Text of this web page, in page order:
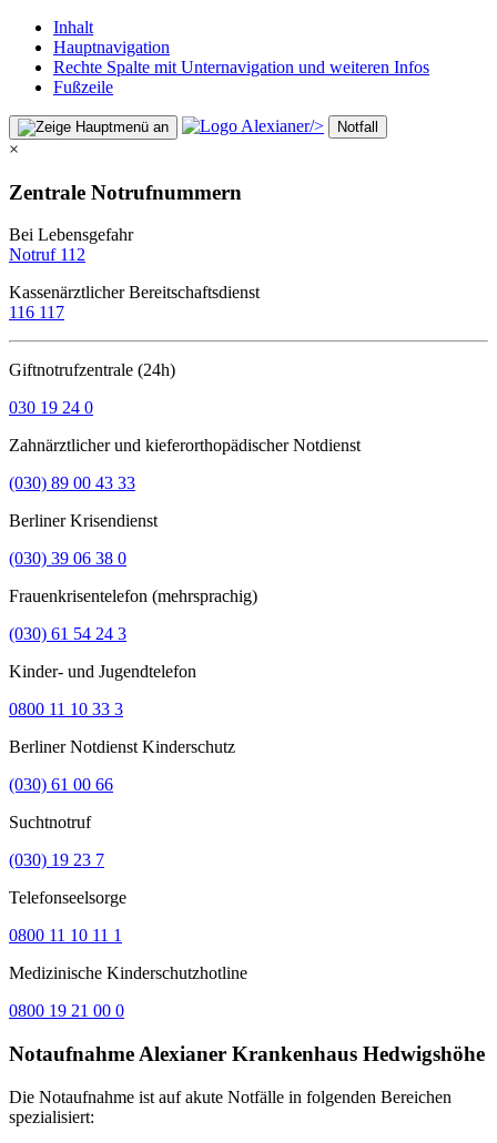
Inhalt
Hauptnavigation
Rechte Spalte mit Unternavigation und weiteren Infos
Fußzeile
/> Notfall
×
Zentrale Notrufnummern
Bei Lebensgefahr
Notruf 112
Kassenärztlicher Bereitschaftsdienst
116 117
Giftnotrufzentrale (24h)
030 19 24 0
Zahnärztlicher und kieferorthopädischer Notdienst
(030) 89 00 43 33
Berliner Krisendienst
(030) 39 06 38 0
Frauenkrisentelefon (mehrsprachig)
(030) 61 54 24 3
Kinder- und Jugendtelefon
0800 11 10 33 3
Berliner Notdienst Kinderschutz
(030) 61 00 66
Suchtnotruf
(030) 19 23 7
Telefonseelsorge
0800 11 10 11 1
Medizinische Kinderschutzhotline
0800 19 21 00 0
Notaufnahme Alexianer Krankenhaus Hedwigshöhe
Die Notaufnahme ist auf akute Notfälle in folgenden Bereichen
spezialisiert: